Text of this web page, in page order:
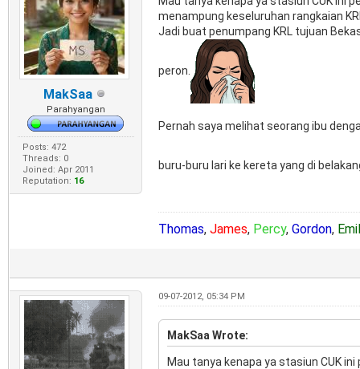
MakSaa
Parahyangan
Posts: 472
Threads: 0
Joined: Apr 2011
Reputation: 16
menampung keseluruhan rangkaian
Jadi buat penumpang KRL tujuan
peron.
Pernah saya melihat seorang ibu
buru-buru lari ke kereta yang di
Thomas, James, Percy, Gordon,
09-07-2012, 05:34 PM
MakSaa Wrote:
Mau tanya kenapa ya stasiun CUK